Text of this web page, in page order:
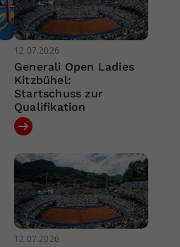
12.07.2026
Generali Open Ladies
Kitzbühel:
Startschuss zur
Qualifikation
12.07.2026